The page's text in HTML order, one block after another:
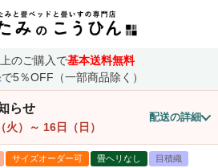
のご購入で基本送料無料
で5％OFF（一部商品除く）
らせ
） ～ 16日（日）
配送の詳細
サイズオーダー可 畳ヘリなし
目積織